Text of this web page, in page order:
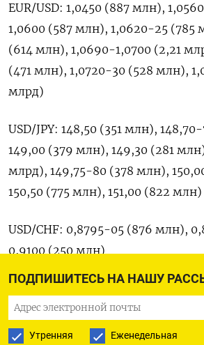
ПОДПИШИТЕСЬ НА НАШУ
Утренняя Еженедельная
EUR/USD: 1,0450 (887 млн),
1,0600 (587 млн), 1,0620-25 (785
(614 млн), 1,0690-1,0700 (2,21
(471 млн), 1,0720-30 (528 млн),
млрд)
USD/JPY: 148,50 (351 млн),
149,00 (379 млн), 149,30 (281
млрд), 149,75-80 (378 млн),
150,50 (775 млн), 151,00 (822 млн)
USD/CHF: 0,8795-05 (876 млн),
0,9100 (250 млн)
USD/CAD: 1,3640-50 (1,23 млрд),
млн), 1,3700 (346 млн)